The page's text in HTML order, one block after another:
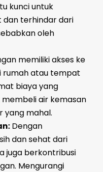
kunci untuk
terhindar dari
oleh
memiliki akses ke
rumah atau tempat
biaya yang
air kemasan
yang mahal.
Dengan
dan sehat dari
juga berkontribusi
Mengurangi